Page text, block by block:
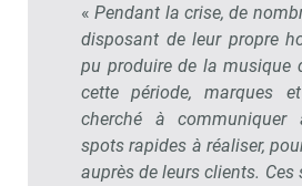
«Pendant la crise, de
disposant de leur propre
pu produire de la musique
cette période, marques
cherché à communiquer
spots rapides à réaliser,
auprès de leurs clients. Ces